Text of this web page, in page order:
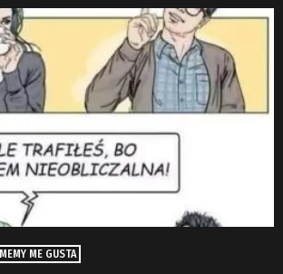
MEMY ME GUSTA